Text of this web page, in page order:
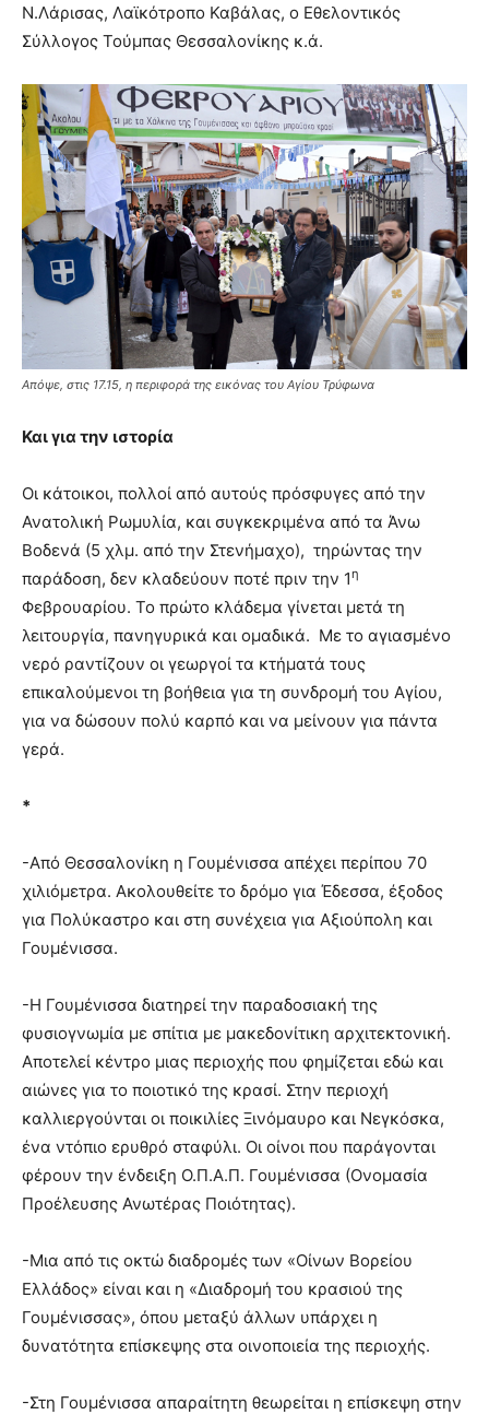
Ν.Λάρισας, Λαϊκότροπο Καβάλας, ο Εθελοντικός
Σύλλογος Τούμπας Θεσσαλονίκης κ.ά.
Απόψε, στις 17.15, η περιφορά της εικόνας του Αγίου Τρύφωνα
Και για την ιστορία
Οι κάτοικοι, πολλοί από αυτούς πρόσφυγες από την
Ανατολική Ρωμυλία, και συγκεκριμένα από τα Άνω
Βοδενά (5 χλμ. από την Στενήμαχο), τηρώντας την
παράδοση, δεν κλαδεύουν ποτέ πριν την 1η
Φεβρουαρίου. Το πρώτο κλάδεμα γίνεται μετά τη
λειτουργία, πανηγυρικά και ομαδικά. Με το αγιασμένο
νερό ραντίζουν οι γεωργοί τα κτήματά τους
επικαλούμενοι τη βοήθεια για τη συνδρομή του Αγίου,
για να δώσουν πολύ καρπό και να μείνουν για πάντα
γερά.
*
-Από Θεσσαλονίκη η Γουμένισσα απέχει περίπου 70
χιλιόμετρα. Ακολουθείτε το δρόμο για Έδεσσα, έξοδος
για Πολύκαστρο και στη συνέχεια για Αξιούπολη και
Γουμένισσα.
-Η Γουμένισσα διατηρεί την παραδοσιακή της
φυσιογνωμία με σπίτια με μακεδονίτικη αρχιτεκτονική.
Αποτελεί κέντρο μιας περιοχής που φημίζεται εδώ και
αιώνες για το ποιοτικό της κρασί. Στην περιοχή
καλλιεργούνται οι ποικιλίες Ξινόμαυρο και Νεγκόσκα,
ένα ντόπιο ερυθρό σταφύλι. Οι οίνοι που παράγονται
φέρουν την ένδειξη Ο.Π.Α.Π. Γουμένισσα (Ονομασία
Προέλευσης Ανωτέρας Ποιότητας).
-Μια από τις οκτώ διαδρομές των «Οίνων Βορείου
Ελλάδος» είναι και η «Διαδρομή του κρασιού της
Γουμένισσας», όπου μεταξύ άλλων υπάρχει η
δυνατότητα επίσκεψης στα οινοποιεία της περιοχής.
-Στη Γουμένισσα απαραίτητη θεωρείται η επίσκεψη στην